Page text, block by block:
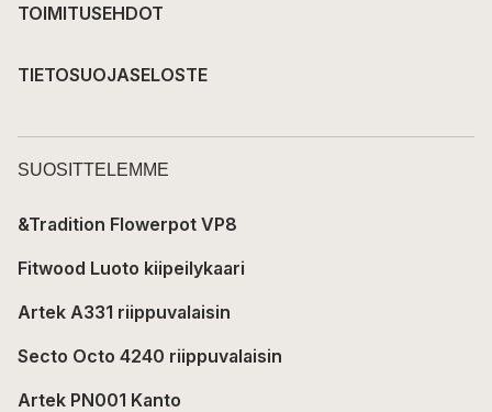
TOIMITUSEHDOT
TIETOSUOJASELOSTE
SUOSITTELEMME
&Tradition Flowerpot VP8
Fitwood Luoto kiipeilykaari
Artek A331 riippuvalaisin
Secto Octo 4240 riippuvalaisin
Artek PN001 Kanto